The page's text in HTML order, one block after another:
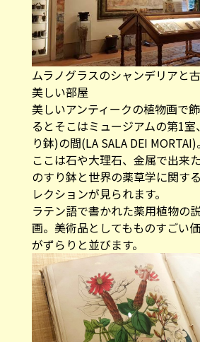
ムラノグラスのシャンデリアと
美しい部屋
美しいアンティークの植物画で
るとそこはミュージアムの第1
り鉢)の間(LA SALA DEI MORTAI)。
ここは石や大理石、金属で出来
のすり鉢と世界の薬草学に関す
レクションが見られます。
ラテン語で書かれた薬用植物の
画。美術品としてもものすごい
がずらりと並びます。